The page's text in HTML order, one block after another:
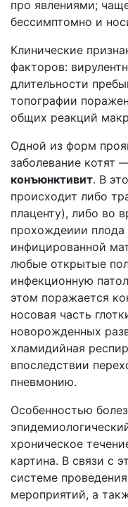
про явлениями;
бессимптомно и
Клинические
факторов:
длительности
топографии
общих реакций
Одной из форм
заболевание котят
конъюнктивит. В
происходит либо
плаценту), либо во
прохождеиии плода
инфицированной
любые открытые
инфекционную
этом поражается
носовая часть
новорожденных
хламидийная
впоследствии
пневмонию.
Особенностью
хроническое
картина. В связи с
системе
мероприятий, а